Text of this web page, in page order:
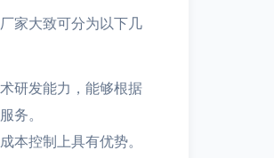
家大致可分为以下几
研发能力，能够根据
务。
本控制上具有优势。